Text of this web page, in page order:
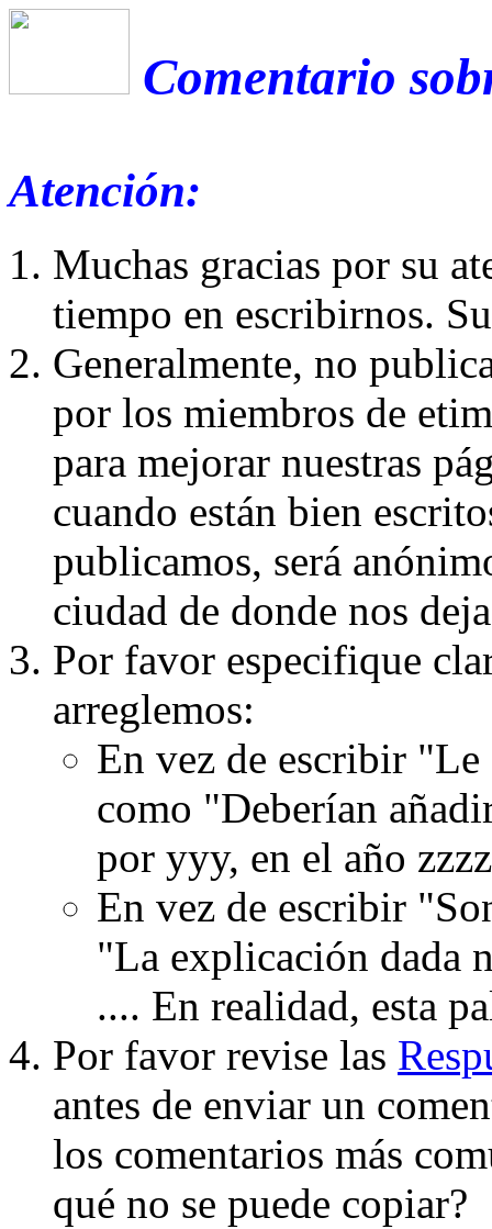
Comentario
Atención:
Muchas gracias por su
tiempo en escribirnos.
Generalmente, no
por los miembros de
para mejorar nuestras
cuando están bien
publicamos, será
ciudad de donde nos
Por favor especifique
arreglemos:
En vez de escribir
como "Deberían
por yyy, en el año
En vez de escribir
"La explicación dada
.... En realidad, esta
Por favor revise las
antes de enviar un
los comentarios más
qué no se puede copiar?